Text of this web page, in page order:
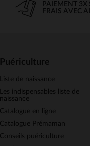
PAIEMENT 3X
FRAIS AVEC
Puériculture
Liste de naissance
Les indispensables liste de
naissance
Catalogue en ligne
Catalogue Prémaman
Conseils puériculture